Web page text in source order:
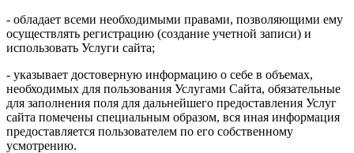
- обладает всеми необходимыми правами, позволяющими ему
осуществлять регистрацию (создание учетной записи) и
использовать Услуги сайта;
- указывает достоверную информацию о себе в объемах,
необходимых для пользования Услугами Сайта, обязательные
для заполнения поля для дальнейшего предоставления Услуг
сайта помечены специальным образом, вся иная информация
предоставляется пользователем по его собственному
усмотрению.